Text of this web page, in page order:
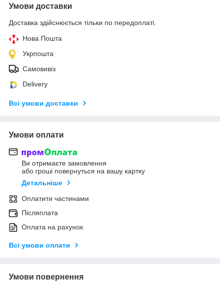
Умови доставки
Доставка здійснюється тільки по передоплаті.
Нова Пошта
Укрпошта
Самовивіз
Delivery
Всі умови доставки
Умови оплати
Ви отримаєте замовлення
або гроші повернуться на вашу картку
Детальніше
Оплатити частинами
Післяплата
Оплата на рахунок
Всі умови оплати
Умови повернення